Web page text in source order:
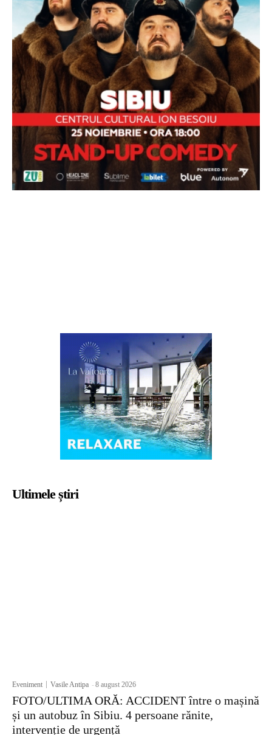
Ultimele știri
Eveniment Vasile Antipa -8 august 2026
FOTO/ULTIMA ORĂ: ACCIDENT între o mașină
și un autobuz în Sibiu. 4 persoane rănite,
intervenție de urgență